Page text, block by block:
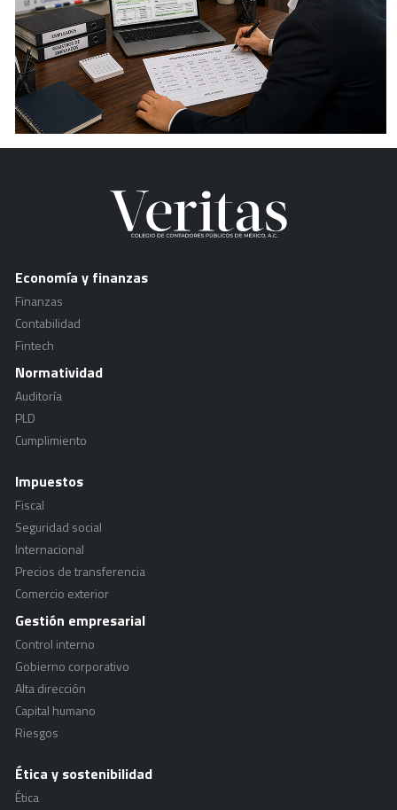
Economía y finanzas
Finanzas
Contabilidad
Fintech
Normatividad
Auditoría
PLD
Cumplimiento
Impuestos
Fiscal
Seguridad social
Internacional
Precios de transferencia
Comercio exterior
Gestión empresarial
Control interno
Gobierno corporativo
Alta dirección
Capital humano
Riesgos
Ética y sostenibilidad
Ética